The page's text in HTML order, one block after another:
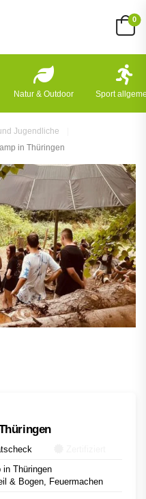
0
Natur & Outdoor Sport
Jugendliche
in Thüringen
in Thüringen
& Bogen, Feuermachen